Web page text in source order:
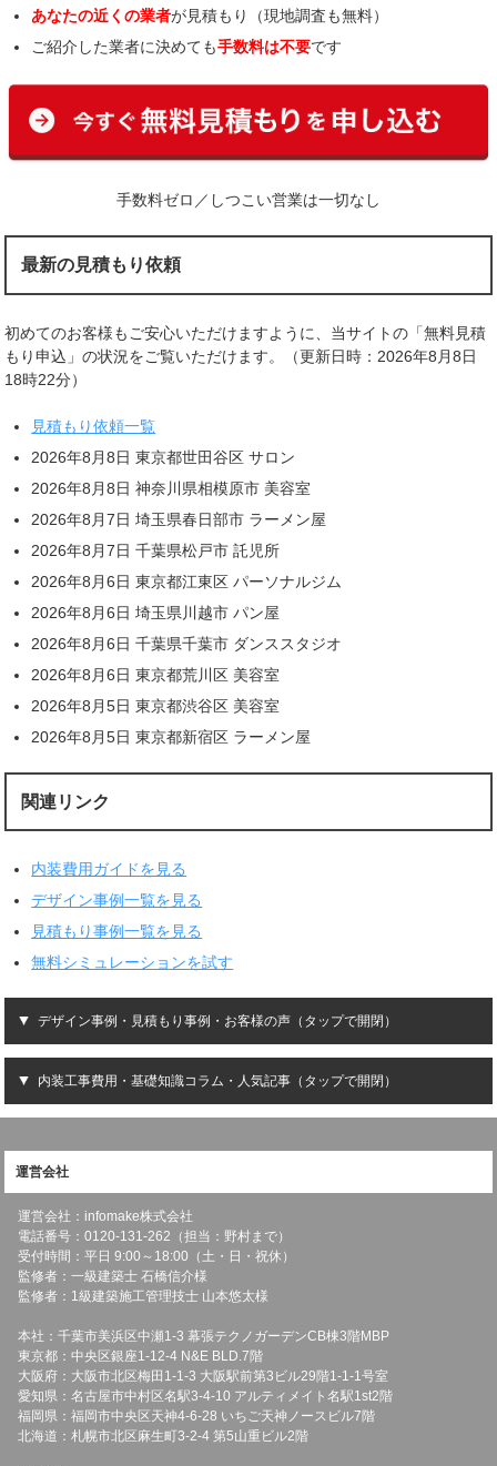
あなたの近くの業者が見積もり（現地調査も無料）
ご紹介した業者に決めても手数料は不要です
手数料ゼロ／しつこい営業は一切なし
最新の見積もり依頼
初めてのお客様もご安心いただけますように、当サイトの「無料見積
もり申込」の状況をご覧いただけます。（更新日時：2026年8月8日
18時22分）
見積もり依頼一覧
2026年8月8日 東京都世田谷区 サロン
2026年8月8日 神奈川県相模原市 美容室
2026年8月7日 埼玉県春日部市 ラーメン屋
2026年8月7日 千葉県松戸市 託児所
2026年8月6日 東京都江東区 パーソナルジム
2026年8月6日 埼玉県川越市 パン屋
2026年8月6日 千葉県千葉市 ダンススタジオ
2026年8月6日 東京都荒川区 美容室
2026年8月5日 東京都渋谷区 美容室
2026年8月5日 東京都新宿区 ラーメン屋
関連リンク
内装費用ガイドを見る
デザイン事例一覧を見る
見積もり事例一覧を見る
無料シミュレーションを試す
デザイン事例・見積もり事例・お客様の声（タップで開閉）
内装工事費用・基礎知識コラム・人気記事（タップで開閉）
運営会社
運営会社：infomake株式会社
電話番号：0120-131-262（担当：野村まで）
受付時間：平日 9:00～18:00（土・日・祝休）
監修者：一級建築士 石橋信介様
監修者：1級建築施工管理技士 山本悠太様
本社：千葉市美浜区中瀬1-3 幕張テクノガーデンCB棟3階MBP
東京都：中央区銀座1-12-4 N&E BLD.7階
大阪府：大阪市北区梅田1-1-3 大阪駅前第3ビル29階1-1-1号室
愛知県：名古屋市中村区名駅3-4-10 アルティメイト名駅1st2階
福岡県：福岡市中央区天神4-6-28 いちご天神ノースビル7階
北海道：札幌市北区麻生町3-2-4 第5山重ビル2階